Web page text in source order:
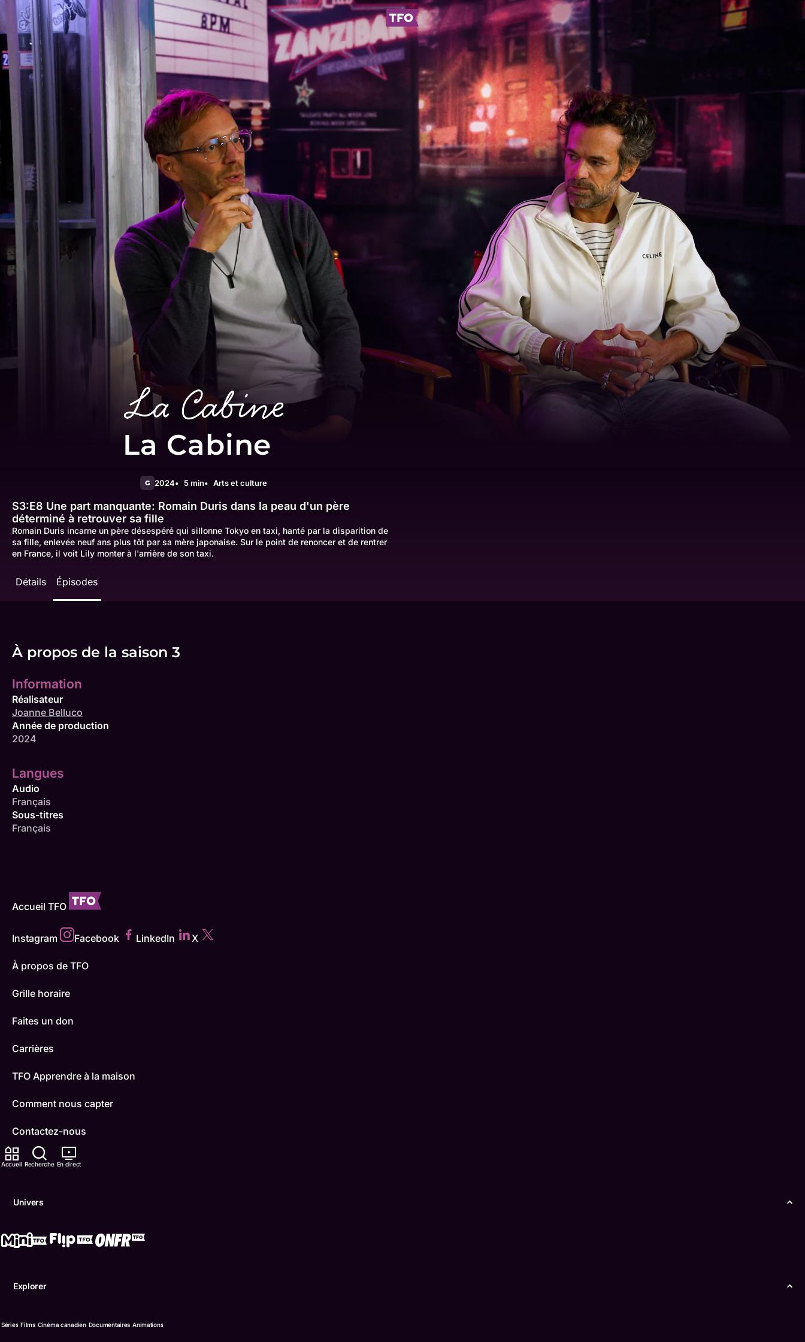
Accueil Recherche En direct
Univers
Explorer
Séries Films Cinéma canadien Documentaires Animations
La Cabine
G 2024 5 min Arts et culture
S3:E8 Une part manquante: Romain Duris dans la peau d'un père
déterminé à retrouver sa fille
Romain Duris incarne un père désespéré qui sillonne Tokyo en taxi, hanté par la disparition de
sa fille, enlevée neuf ans plus tôt par sa mère japonaise. Sur le point de renoncer et de rentrer
en France, il voit Lily monter à l'arrière de son taxi.
Détails Épisodes
À propos de la saison 3
Information
Réalisateur
Joanne Belluco
Année de production
2024
Langues
Audio
Français
Sous-titres
Français
Accueil TFO
Instagram Facebook LinkedIn X
À propos de TFO
Grille horaire
Faites un don
Carrières
TFO Apprendre à la maison
Comment nous capter
Contactez-nous
ONFR
Conditions d'utilisation
© Office des télécommunications éducatives de langue française de l’Ontario (TFO) - 2026